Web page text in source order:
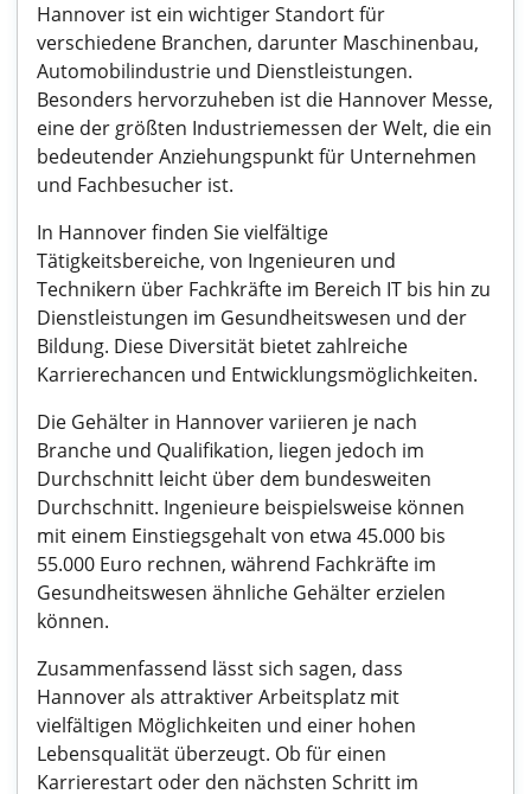
Hannover ist ein wichtiger Standort für
verschiedene Branchen, darunter Maschinenbau,
Automobilindustrie und Dienstleistungen.
Besonders hervorzuheben ist die Hannover Messe,
eine der größten Industriemessen der Welt, die ein
bedeutender Anziehungspunkt für Unternehmen
und Fachbesucher ist.
In Hannover finden Sie vielfältige
Tätigkeitsbereiche, von Ingenieuren und
Technikern über Fachkräfte im Bereich IT bis hin zu
Dienstleistungen im Gesundheitswesen und der
Bildung. Diese Diversität bietet zahlreiche
Karrierechancen und Entwicklungsmöglichkeiten.
Die Gehälter in Hannover variieren je nach
Branche und Qualifikation, liegen jedoch im
Durchschnitt leicht über dem bundesweiten
Durchschnitt. Ingenieure beispielsweise können
mit einem Einstiegsgehalt von etwa 45.000 bis
55.000 Euro rechnen, während Fachkräfte im
Gesundheitswesen ähnliche Gehälter erzielen
können.
Zusammenfassend lässt sich sagen, dass
Hannover als attraktiver Arbeitsplatz mit
vielfältigen Möglichkeiten und einer hohen
Lebensqualität überzeugt. Ob für einen
Karrierestart oder den nächsten Schritt im